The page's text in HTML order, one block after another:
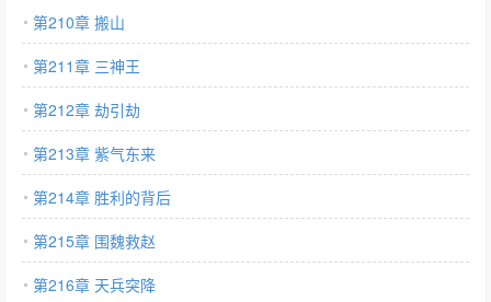
第210章 搬山
第211章 三神王
第212章 劫引劫
第213章 紫气东来
第214章 胜利的背后
第215章 围魏救赵
第216章 天兵突降